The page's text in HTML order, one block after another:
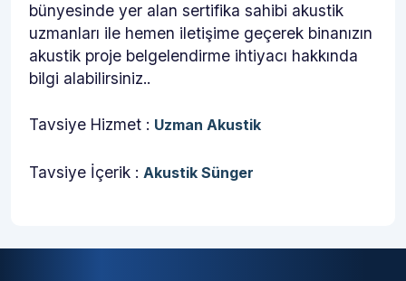
bünyesinde yer alan sertifika sahibi akustik
uzmanları ile hemen iletişime geçerek binanızın
akustik proje belgelendirme ihtiyacı hakkında
bilgi alabilirsiniz..
Tavsiye Hizmet : Uzman Akustik
Tavsiye İçerik : Akustik Sünger